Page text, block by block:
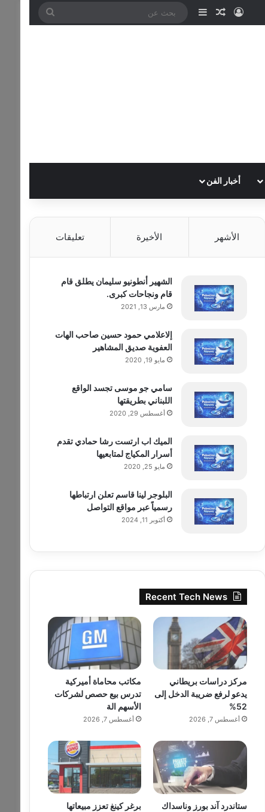
تسجيل الدخول
مقال عشوائي
إضافة عمود جانبي
أخبار الفن
الأشهر الأخيرة تعليقات
الشهير أنطونيو سليمان يطلق قام
قام ونجاحات كبرى.
مارس 13, 2021
إلاعلامي حمود حسين صاحب الهات
العفوية صديق المشاهير
مايو 19, 2020
سامي جو موسى تجسد الواقع
اللبناني بطريقتها
أغسطس 29, 2020
الميك اب ارتست رشا حمادي تقدم
أسرار المكياج لمتابعيها
مايو 25, 2020
البلوجر لينا قاسم تعلن ارتباطها
رسمياً عبر مواقع التواصل
أكتوبر 11, 2024
Recent Tech News
مركز دراسات بريطاني
يدعو لرفع ضريبة الدخل إلى
52%
أغسطس 7, 2026
مكاتب محاماة أميركية
تدرس بيع حصص لشركات
الأسهم الة
أغسطس 7, 2026
ستاندرد آند بورز وناسداك
برغر كينغ تعزز مبيعاتها